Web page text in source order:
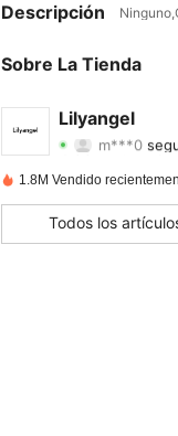
Descripción
Sobre La Tienda
Lilyangel
4.92
4.92
m***0
4.92 Calificación
4.92
4.92
4.92
1.8M Vendido
Todos los